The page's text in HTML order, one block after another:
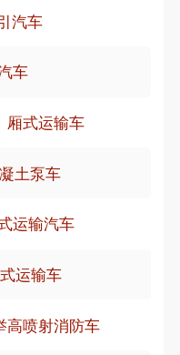
汽车
车
厢式运输车
土泵车
运输汽车
运输车
高喷射消防车